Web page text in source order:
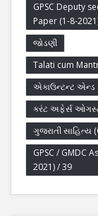
GPSC Deputy
Paper (1-8-
જોડણી
Talati cum
એકાઉન્ટન્ટ એન્ડ
કરંટ અફેર્સ ઓગસ્ટ
ગુજરાતી સાહિત્ય
GPSC / GMDC
2021) / 39